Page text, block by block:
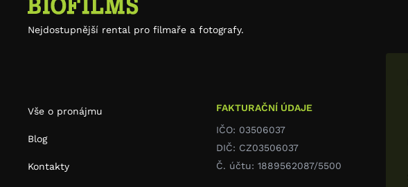
Nejdostupnější rental pro filmaře a fotografy.
Vše o pronájmu
Blog
Kontakty
FAKTURAČNÍ ÚDAJE
IČO: 03506037
DIČ: CZ03506037
Č. účtu: 1889562087/5500